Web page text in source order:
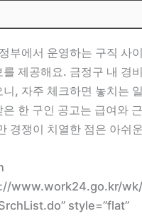
부에서 운영하는 구직 사
를 제공해요. 금정구 내 경
니, 자주 체크하면 놓치는
은 한 구인 공고는 급여와
경쟁이 치열한 점은 아쉬
www.work24.go.kr/
style=”flat”